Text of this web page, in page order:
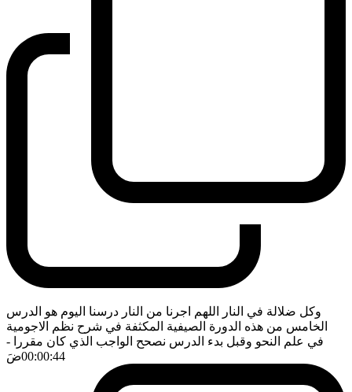
وكل ضلالة في النار اللهم اجرنا من النار درسنا اليوم هو الدرس
الخامس من هذه الدورة الصيفية المكثفة في شرح نظم الاجومية
في علم النحو وقبل بدء الدرس نصحح الواجب الذي كان مقررا -
00:00:44ضَ